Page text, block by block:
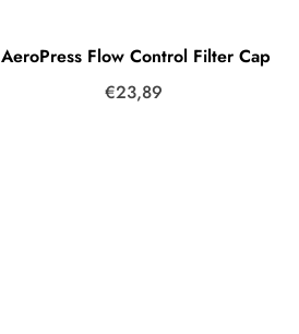
AeroPress Flow Control Filter Cap
€23,89